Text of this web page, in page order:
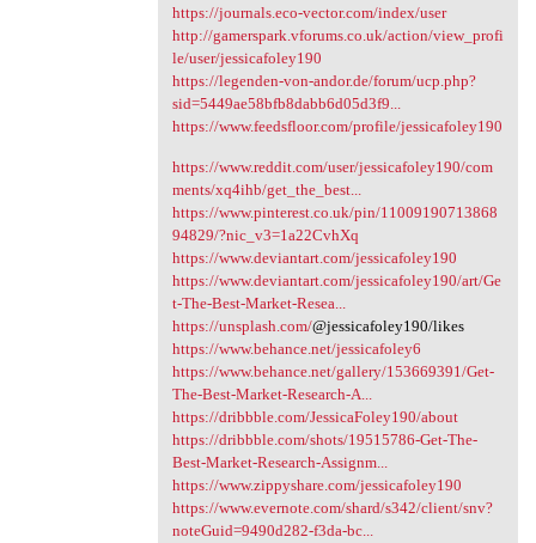
https://journals.eco-vector.com/index/user
http://gamerspark.vforums.co.uk/action/view_profi
le/user/jessicafoley190
https://legenden-von-andor.de/forum/ucp.php?
sid=5449ae58bfb8dabb6d05d3f9...
https://www.feedsfloor.com/profile/jessicafoley190
https://www.reddit.com/user/jessicafoley190/com
ments/xq4ihb/get_the_best...
https://www.pinterest.co.uk/pin/11009190713868
94829/?nic_v3=1a22CvhXq
https://www.deviantart.com/jessicafoley190
https://www.deviantart.com/jessicafoley190/art/Ge
t-The-Best-Market-Resea...
https://unsplash.com/@jessicafoley190/likes
https://www.behance.net/jessicafoley6
https://www.behance.net/gallery/153669391/Get-
The-Best-Market-Research-A...
https://dribbble.com/JessicaFoley190/about
https://dribbble.com/shots/19515786-Get-The-
Best-Market-Research-Assignm...
https://www.zippyshare.com/jessicafoley190
https://www.evernote.com/shard/s342/client/snv?
noteGuid=9490d282-f3da-bc...